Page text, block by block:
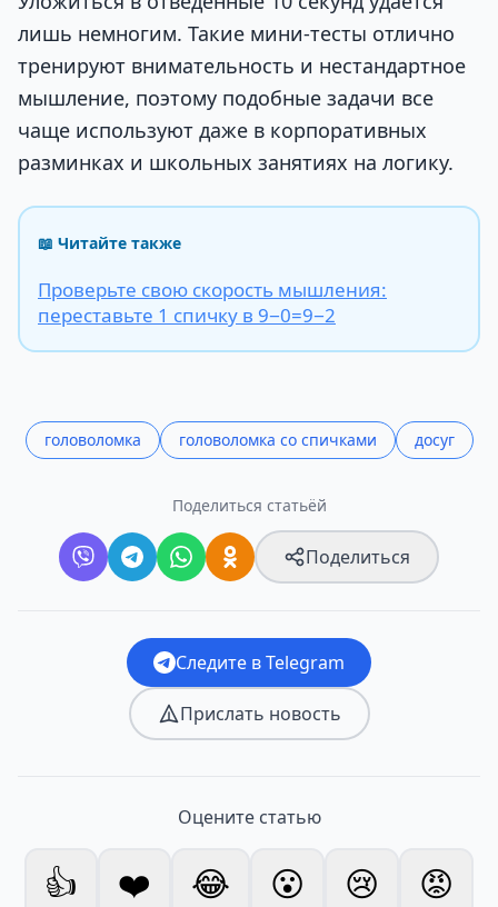
лишь немногим. Такие мини-тесты отлично
тренируют внимательность и нестандартное
мышление, поэтому подобные задачи все
чаще используют даже в корпоративных
разминках и школьных занятиях на логику.
📖 Читайте также
Проверьте свою скорость мышления:
переставьте 1 спичку в 9−0=9−2
головоломка головоломка со спичками досуг
Поделиться статьёй
Поделиться
Следите в Telegram
Прислать новость
Оцените статью
👍 ❤️ 😂 😮 😢 😡